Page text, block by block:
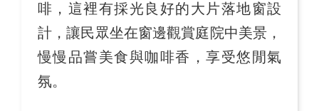
啡，這裡有採光良好的大片落地窗設
計，讓民眾坐在窗邊觀賞庭院中美景，
慢慢品嘗美食與咖啡香，享受悠閒氣
氛。